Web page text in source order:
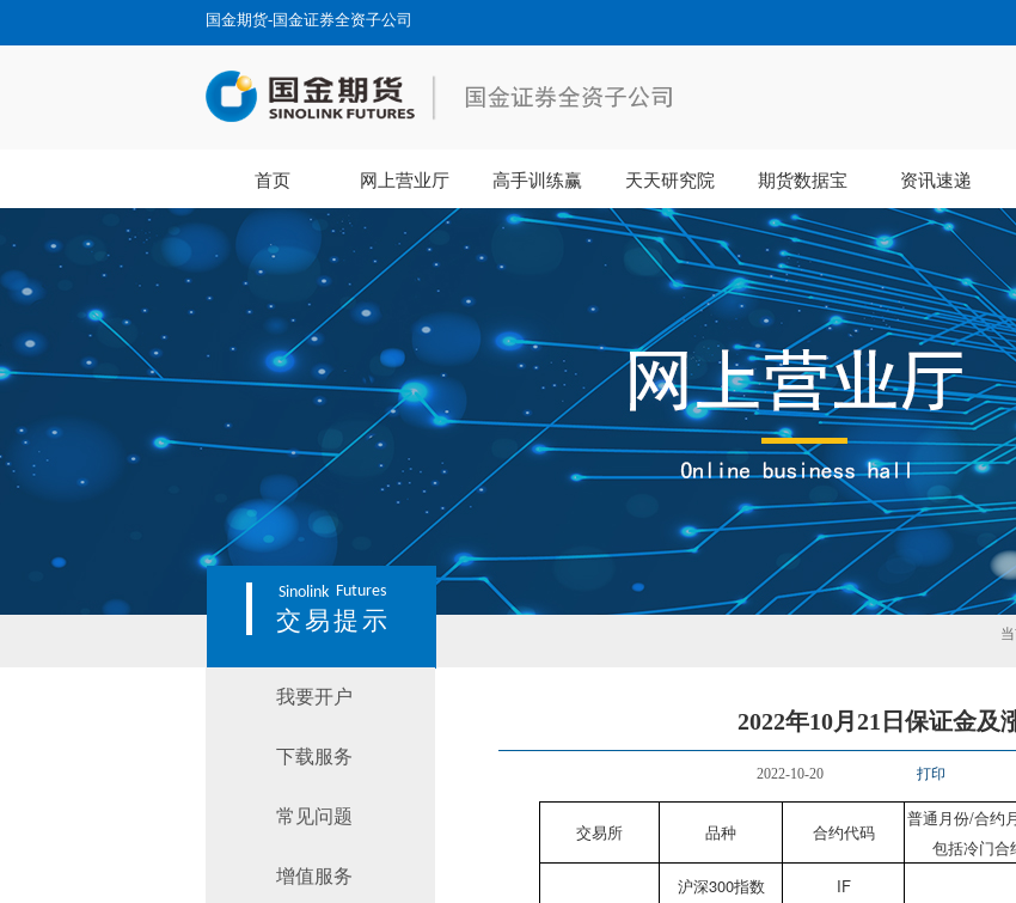
国金期货-国金证券全资子公司
首页 网上营业厅 高手训练赢 天天研究院 期货数据宝 资讯速递
Sinolink Futures
交易提示
我要开户
下载服务
常见问题
增值服务
2022年10月21日保证金及
2022-10-20 打印
交易所 品种 合约代码
普通月份/合约
包括冷门合
沪深300指数 IF